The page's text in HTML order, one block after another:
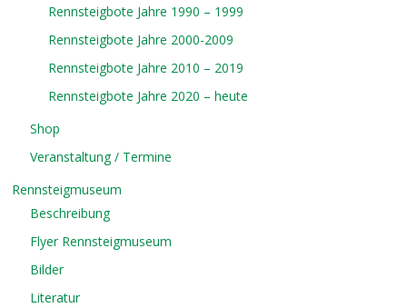
Rennsteigbote Jahre 1990 – 1999
Rennsteigbote Jahre 2000-2009
Rennsteigbote Jahre 2010 – 2019
Rennsteigbote Jahre 2020 – heute
Shop
Veranstaltung / Termine
Rennsteigmuseum
Beschreibung
Flyer Rennsteigmuseum
Bilder
Literatur